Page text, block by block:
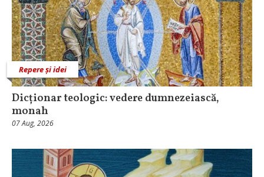
Repere și idei
Dicționar teologic: vedere dumnezeiască,
monah
07 Aug, 2026